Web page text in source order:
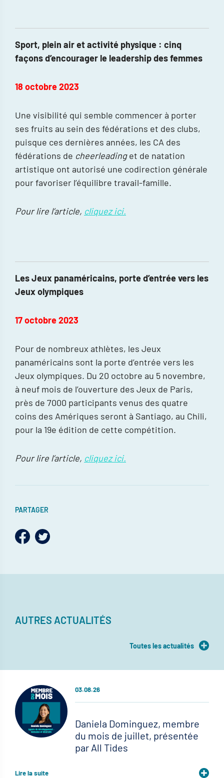
Sport, plein air et activité physique : cinq
façons d’encourager le leadership des femmes
18 octobre 2023
Une visibilité qui semble commencer à porter
ses fruits au sein des fédérations et des clubs,
puisque ces dernières années, les CA des
fédérations de cheerleadinget de natation
artistique ont autorisé une codirection générale
pour favoriser l’équilibre travail-famille.
Pour lire l’article, cliquez ici.
Les Jeux panaméricains, porte d’entrée vers les
Jeux olympiques
17 octobre 2023
Pour de nombreux athlètes, les Jeux
panaméricains sont la porte d’entrée vers les
Jeux olympiques. Du 20 octobre au 5 novembre,
à neuf mois de l’ouverture des Jeux de Paris,
près de 7000 participants venus des quatre
coins des Amériques seront à Santiago, au Chili,
pour la 19e édition de cette compétition.
Pour lire l’article, cliquez ici.
PARTAGER
AUTRES ACTUALITÉS
Toutes les actualités
03.08.26
Daniela Dominguez, membre
du mois de juillet, présentée
par All Tides
Lire la suite